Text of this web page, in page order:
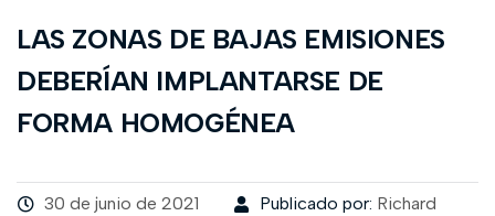
LAS ZONAS DE BAJAS EMISIONES
DEBERÍAN IMPLANTARSE DE
FORMA HOMOGÉNEA
30 de junio de 2021 Publicado por: Richard